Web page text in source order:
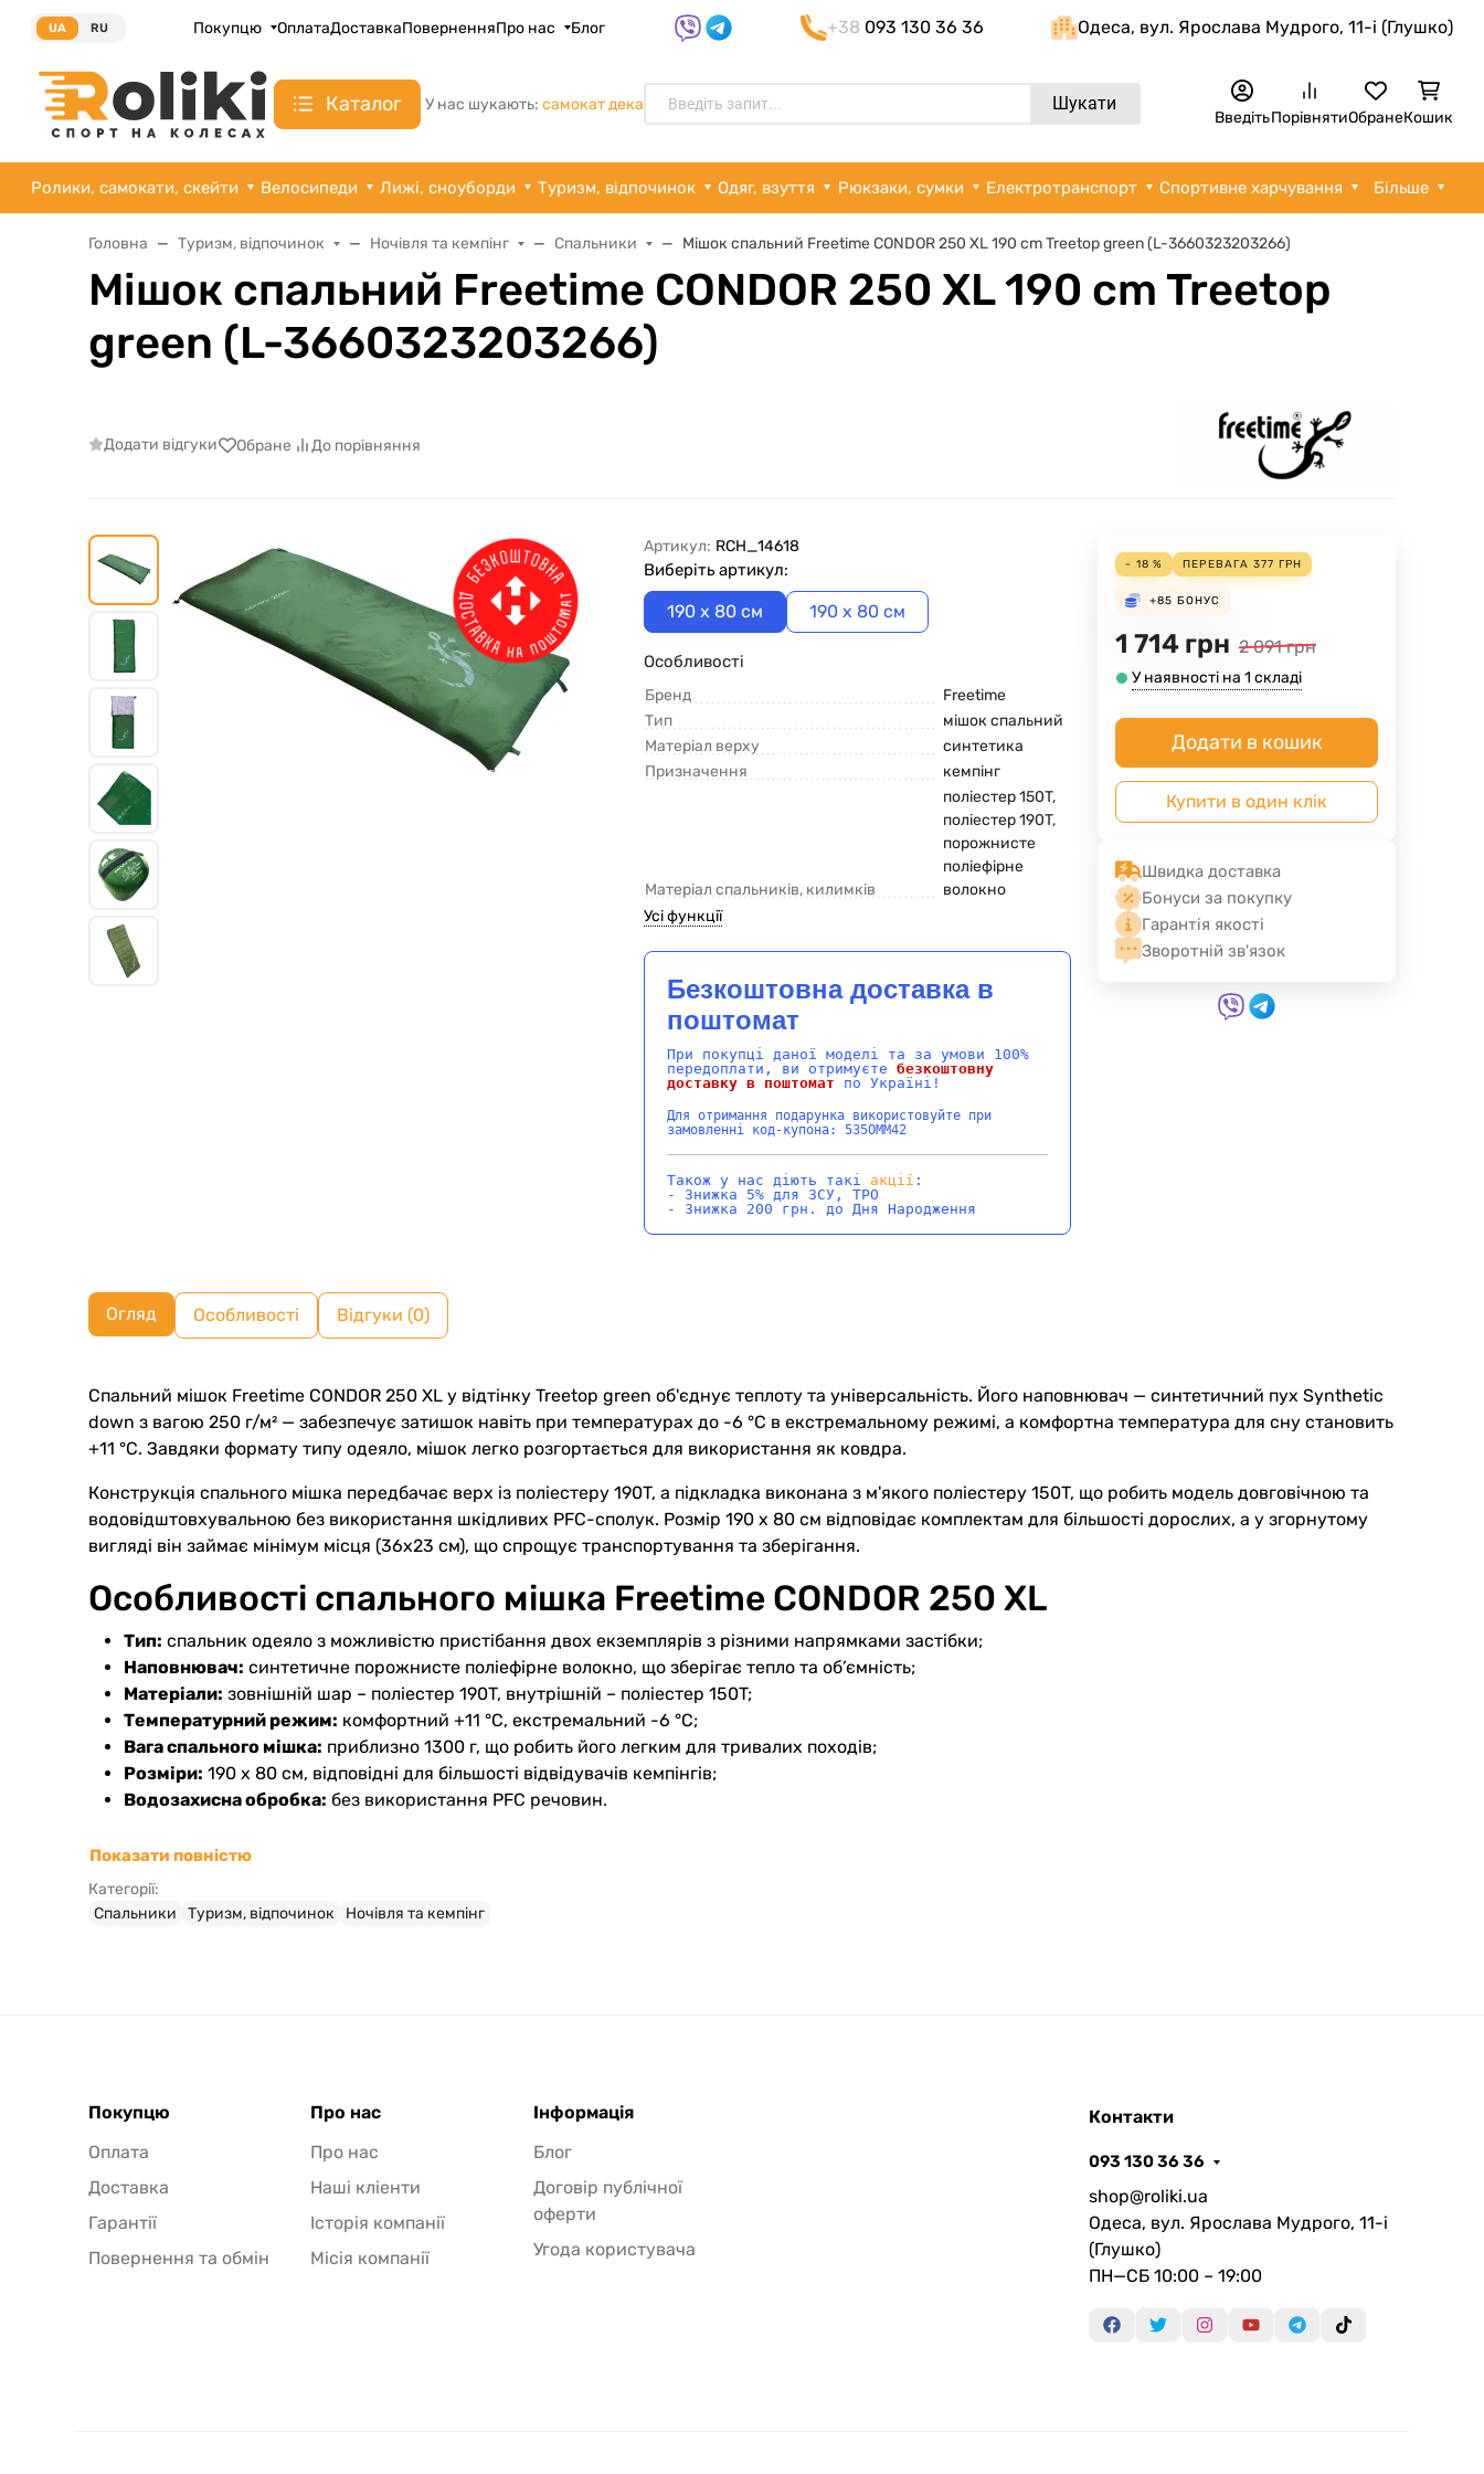
UA RU Покупцю ОплатаДоставкаПоверненняПро нас Блог +38 093 130 36 36 Одеса, вул. Ярослава Мудрого, 11-i (Глушко)
Каталог У нас шукають: самокат дека Шукати
ВведітьПорівнятиОбранеКошик
Ролики, самокати, скейти Велосипеди Лижі, сноуборди Туризм, відпочинок Одяг, взуття Рюкзаки, сумки Електротранспорт Спортивне харчування Більше
Головна Туризм, відпочинок Ночівля та кемпінг Спальники Мішок спальний Freetime CONDOR 250 XL 190 cm Treetop green (L-3660323203266)
Мішок спальний Freetime CONDOR 250 XL 190 cm Treetop
green (L-3660323203266)
Додати відгуки Обране До порівняння
Артикул: RCH_14618
Виберіть артикул:
190 x 80 см 190 x 80 см
Особливості
Бренд
Freetime
Тип
мішок спальний
Матеріал верху
синтетика
Призначення
кемпінг
Матеріал спальників, килимків
поліестер 150T,
поліестер 190T,
порожнисте
поліефірне
волокно
Усі функції
Безкоштовна доставка в
поштомат
При покупці даної моделі та за умови 100%
передоплати, ви отримуєтебезкоштовну
доставку в поштомат по Україні!
Для отримання подарунка використовуйте при
замовленні код-купона: 535OMM42
Також у нас діють такі акції :
- Знижка 5% для ЗСУ, ТРО
- Знижка 200 грн. до Дня Народження
- 18 % ПЕРЕВАГА 377 ГРН
+85 БОНУС
1 714 грн 2 091 грн
У наявності на 1 складі
Додати в кошик
Купити в один клік
Швидка доставка
Бонуси за покупку
Гарантія якості
Зворотній зв'язок
Огляд Особливості Відгуки (0)
Спальний мішок Freetime CONDOR 250 XL у відтінку Treetop green об'єднує теплоту та універсальність. Його наповнювач — синтетичний пух Synthetic
down з вагою 250 г/м² — забезпечує затишок навіть при температурах до -6 °C в екстремальному режимі, а комфортна температура для сну становить
+11 °C. Завдяки формату типу одеяло, мішок легко розгортається для використання як ковдра.
Конструкція спального мішка передбачає верх із поліестеру 190T, а підкладка виконана з м'якого поліестеру 150T, що робить модель довговічною та
водовідштовхувальною без використання шкідливих PFC-сполук. Розмір 190 x 80 см відповідає комплектам для більшості дорослих, а у згорнутому
вигляді він займає мінімум місця (36x23 см), що спрощує транспортування та зберігання.
Особливості спального мішка Freetime CONDOR 250 XL
Тип: спальник одеяло з можливістю пристібання двох екземплярів з різними напрямками застібки;
Наповнювач: синтетичне порожнисте поліефірне волокно, що зберігає тепло та об’ємність;
Матеріали: зовнішній шар – поліестер 190T, внутрішній – поліестер 150T;
Температурний режим: комфортний +11 °C, екстремальний -6 °C;
Вага спального мішка: приблизно 1300 г, що робить його легким для тривалих походів;
Розміри: 190 х 80 см, відповідні для більшості відвідувачів кемпінгів;
Водозахисна обробка: без використання PFC речовин.
магазин Roliki допоможе вибрати відповідне спорядження для ваших пригод.
Показати повністю
Категорії:
Спальники
Туризм, відпочинок Ночівля та кемпінг
Покупцю
Оплата
Доставка
Гарантії
Повернення та обмін
Про нас
Про нас
Наші кліенти
Історія компанії
Місія компанії
Інформація
Блог
Договір публічної
оферти
Угода користувача
Контакти
093 130 36 36
shop@roliki.ua
Одеса, вул. Ярослава Мудрого, 11-i
(Глушко)
ПН—СБ 10:00 – 19:00